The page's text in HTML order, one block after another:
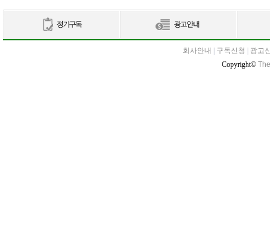
회사안내 구독신청
광고
Copyright©